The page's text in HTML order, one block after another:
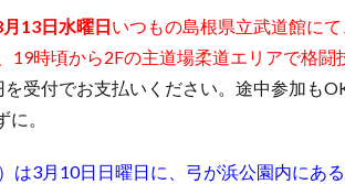
月13日水曜日いつもの島根県立武道館に
19時頃から2Fの主道場柔道エリアで格闘
受付でお支払いください。途中参加も
。
は3月10日日曜日に、弓が浜公園内にあ